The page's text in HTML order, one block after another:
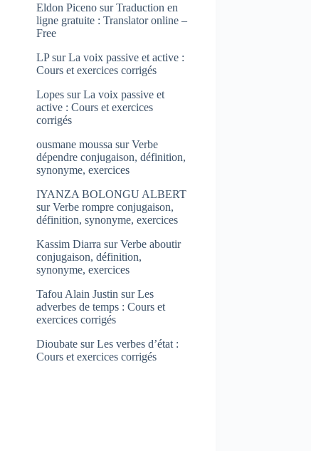
Eldon Piceno surTraduction en
ligne gratuite : Translator online –
Free
LPsurLa voix passive et active :
Cours et exercices corrigés
Lopes surLa voix passive et
active : Cours et exercices
corrigés
ousmane moussa surVerbe
dépendre conjugaison, définition,
synonyme, exercices
IYANZA BOLONGU ALBERT
surVerbe rompre conjugaison,
définition, synonyme, exercices
Kassim Diarra surVerbe aboutir
conjugaison, définition,
synonyme, exercices
Tafou Alain Justin surLes
adverbes de temps : Cours et
exercices corrigés
Dioubate surLes verbes d’état :
Cours et exercices corrigés